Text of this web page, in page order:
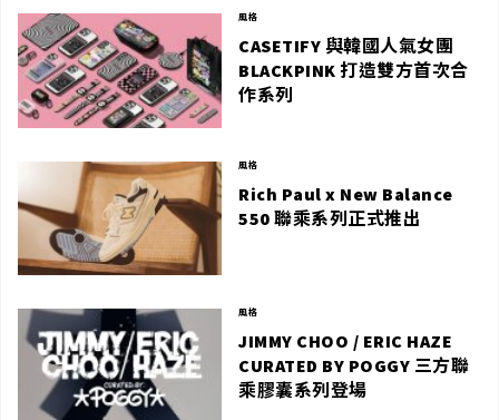
風格
CASETIFY 與韓國人氣女團
BLACKPINK 打造雙方首次合
作系列
風格
Rich Paul x New Balance
550 聯乘系列正式推出
風格
JIMMY CHOO / ERIC HAZE
CURATED BY POGGY 三方聯
乘膠囊系列登場